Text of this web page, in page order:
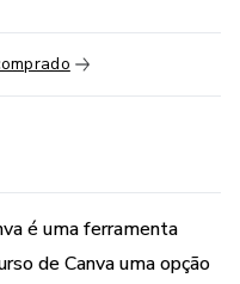
é uma ferramenta
de Canva uma opção